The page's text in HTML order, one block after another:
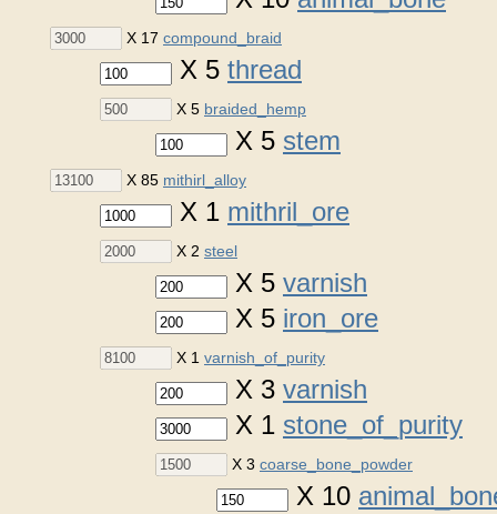
X 17 compound_braid
X 5 thread
X 5 braided_hemp
X 5 stem
X 85 mithirl_alloy
X 1 mithril_ore
X 2 steel
X 5 varnish
X 5 iron_ore
X 1 varnish_of_purity
X 3 varnish
X 1 stone_of_purity
X 3 coarse_bone_powder
X 10